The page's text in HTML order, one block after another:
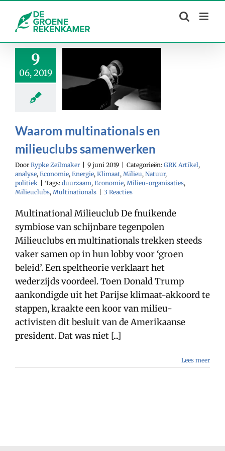
content
9
06, 2019
Waarom multinationals en
milieuclubs samenwerken
Door Rypke Zeilmaker 9 juni 2019 Categorieën: GRK Artikel,
analyse, Economie, Energie, Klimaat, Milieu, Natuur,
politiek
Tags: duurzaam, Economie, Milieu-organisaties,
Milieuclubs, Multinationals 3 Reacties
Multinational Milieuclub De fnuikende
symbiose van schijnbare tegenpolen
Milieuclubs en multinationals trekken steeds
vaker samen op in hun lobby voor ‘groen
beleid’. Een speltheorie verklaart het
wederzijds voordeel. Toen Donald Trump
aankondigde uit het Parijse klimaat-akkoord te
stappen, kraakte een koor van milieu-
activisten dit besluit van de Amerikaanse
president. Dat was niet [...]
Lees meer